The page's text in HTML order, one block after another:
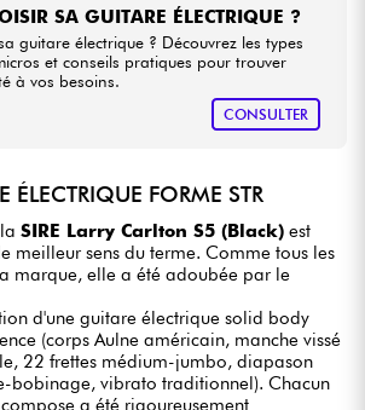
SA GUITARE ÉLECTRIQUE ?
guitare électrique ? Découvrez les types
et conseils pratiques pour trouver
à vos besoins.
CONSULTER
ÉLECTRIQUE FORME STR
SIRE Larry Carlton S5 (Black) est
meilleur sens du terme. Comme tous les
marque, elle a été adoubée par le
d'une guitare électrique solid body
(corps Aulne américain, manche vissé
22 frettes médium-jumbo, diapason
bobinage, vibrato traditionnel). Chacun
a été rigoureusement